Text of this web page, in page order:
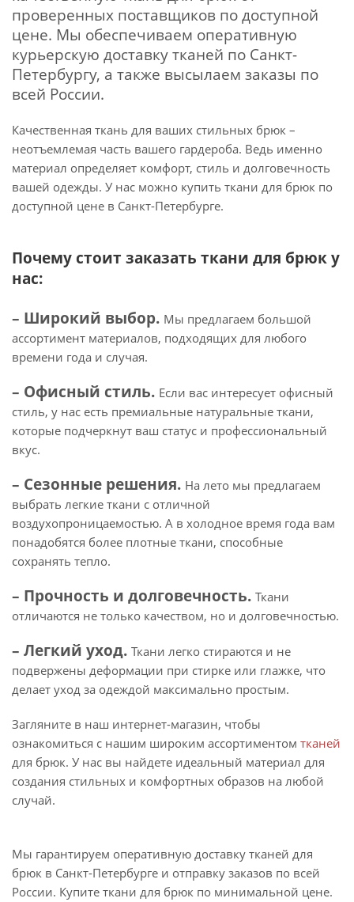
проверенных поставщиков по доступной
цене. Мы обеспечиваем оперативную
курьерскую доставку тканей по Санкт-
Петербургу, а также высылаем заказы по
всей России.
Качественная ткань для ваших стильных брюк –
неотъемлемая часть вашего гардероба. Ведь именно
материал определяет комфорт, стиль и долговечность
вашей одежды. У нас можно купить ткани для брюк по
доступной цене в Санкт-Петербурге.
Почему стоит заказать ткани для брюк у
нас:
– Широкий выбор. Мы предлагаем большой
ассортимент материалов, подходящих для любого
времени года и случая.
– Офисный стиль. Если вас интересует офисный
стиль, у нас есть премиальные натуральные ткани,
которые подчеркнут ваш статус и профессиональный
вкус.
– Сезонные решения. На лето мы предлагаем
выбрать легкие ткани с отличной
воздухопроницаемостью. А в холодное время года вам
понадобятся более плотные ткани, способные
сохранять тепло.
– Прочность и долговечность. Ткани
отличаются не только качеством, но и долговечностью.
– Легкий уход. Ткани легко стираются и не
подвержены деформации при стирке или глажке, что
делает уход за одеждой максимально простым.
Загляните в наш интернет-магазин, чтобы
ознакомиться с нашим широким ассортиментом тканей
для брюк. У нас вы найдете идеальный материал для
создания стильных и комфортных образов на любой
случай.
Мы гарантируем оперативную доставку тканей для
брюк в Санкт-Петербурге и отправку заказов по всей
России. Купите ткани для брюк по минимальной цене.